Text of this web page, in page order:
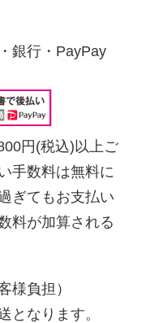
銀行・PayPay
円(税込)以上ご
手数料は無料に
ぎてもお支払い
料が加算される
様負担）
となります。